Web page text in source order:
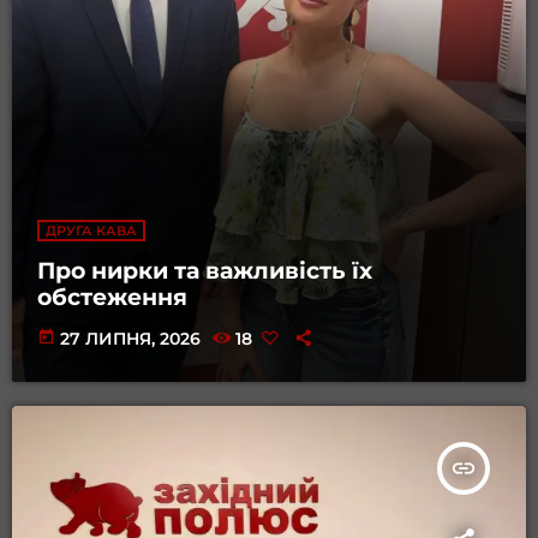
ДРУГА КАВА
Про нирки та важливість їх
обстеження
today 27 ЛИПНЯ, 2026 18
insert_link